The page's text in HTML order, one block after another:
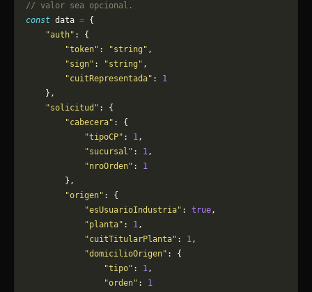
// valor sea opcional.
const data = {
    "auth"
: {
        "token"
: "string" ,
        "sign"
: "string" ,
        "cuitRepresentada"
: 1
    },
    "solicitud"
: {
        "cabecera"
: {
            "tipoCP"
: 1,
            "sucursal"
: 1,
            "nroOrden"
: 1
        },
        "origen"
: {
            "esUsuarioIndustria"
: true,
            "planta"
: 1,
            "cuitTitularPlanta"
: 1,
            "domicilioOrigen"
: {
                "tipo"
: 1,
                "orden"
: 1